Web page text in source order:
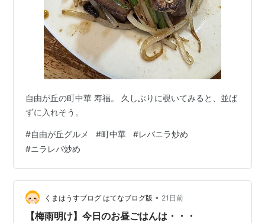
自由が丘の町中華 寿福。 久しぶりに覗いてみると、並ば
ずに入れそう。
#自由が丘グルメ #町中華 #レバニラ炒め
#ニラレバ炒め
くまはうすブログ はてなブログ版 • 21日前
【梅雨明け】今日のお昼ごはんは・・・